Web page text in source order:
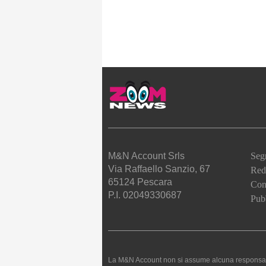
M&N Account Srls
Via Raffaello Sanzio, 67
65124 Pescara
P.I. 02049330687
La M&N Account non si assume alcuna